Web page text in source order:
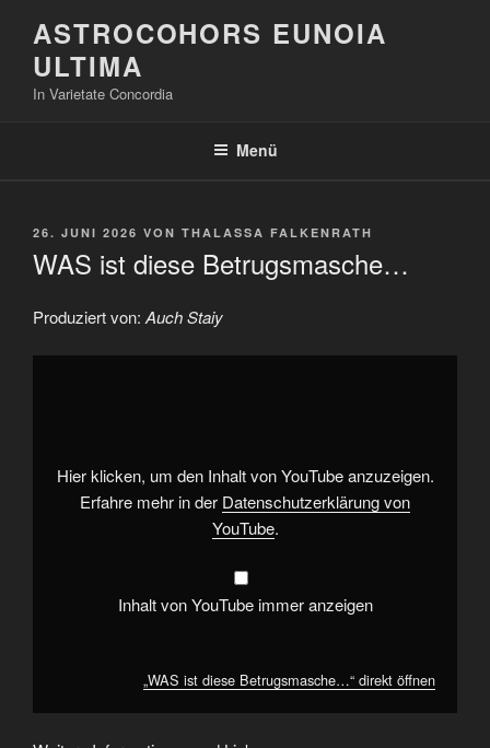
Inhalt
springen
ASTROCOHORS EUNOIA
ULTIMA
In Varietate Concordia
Menü
VERÖFFENTLICHT
26. JUNI 2026 VON THALASSA FALKENRATH
WAS ist diese Betrugsmasche…
Produziert von:Auch Staiy
„WAS
Hier klicken, um den Inhalt von YouTube anzuzeigen.
Erfahre mehr in der Datenschutzerklärung von
YouTube.
Inhalt von YouTube immer anzeigen
„WAS ist diese Betrugsmasche…“ direkt öffnen